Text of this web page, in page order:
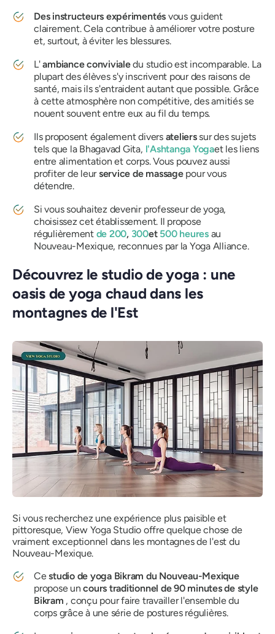
Des instructeurs expérimentés vous guident
clairement. Cela contribue à améliorer votre posture
et, surtout, à éviter les blessures.
L'ambiance convivialedu studio est incomparable. La
plupart des élèves s'y inscrivent pour des raisons de
santé, mais ils s'entraident autant que possible. Grâce
à cette atmosphère non compétitive, des amitiés se
nouent souvent entre eux au fil du temps.
Ils proposent également divers ateliers sur des sujets
tels que la Bhagavad Gita, l'Ashtanga Yogaet les liens
entre alimentation et corps. Vous pouvez aussi
profiter de leurservice de massagepour vous
détendre.
Si vous souhaitez devenir professeur de yoga,
choisissez cet établissement. Il propose
régulièrement de 200, 300et 500 heuresau
Nouveau-Mexique, reconnues par la Yoga Alliance.
Découvrez le studio de yoga : une
oasis de yoga chaud dans les
montagnes de l'Est
Si vous recherchez une expérience plus paisible et
pittoresque, View Yoga Studio offre quelque chose de
vraiment exceptionnel dans les montagnes de l'est du
Nouveau-Mexique.
Cestudio de yoga Bikram du Nouveau-Mexique
propose un cours traditionnel de 90 minutes de style
Bikram , conçu pour faire travailler l'ensemble du
corps grâce à une série de postures régulières.